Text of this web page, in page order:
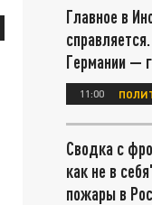
Главное в
Германии —
11:00
Сводка с
как не в
пожары в